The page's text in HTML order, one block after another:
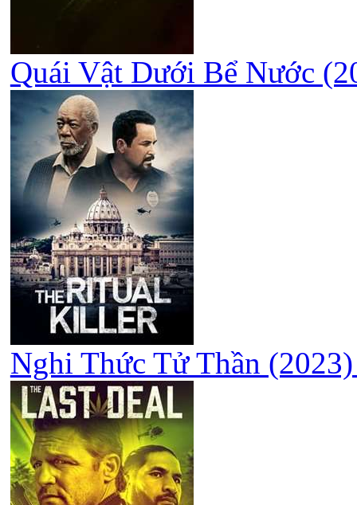
Quái Vật Dưới Bể Nước
Nghi Thức Tử Thần